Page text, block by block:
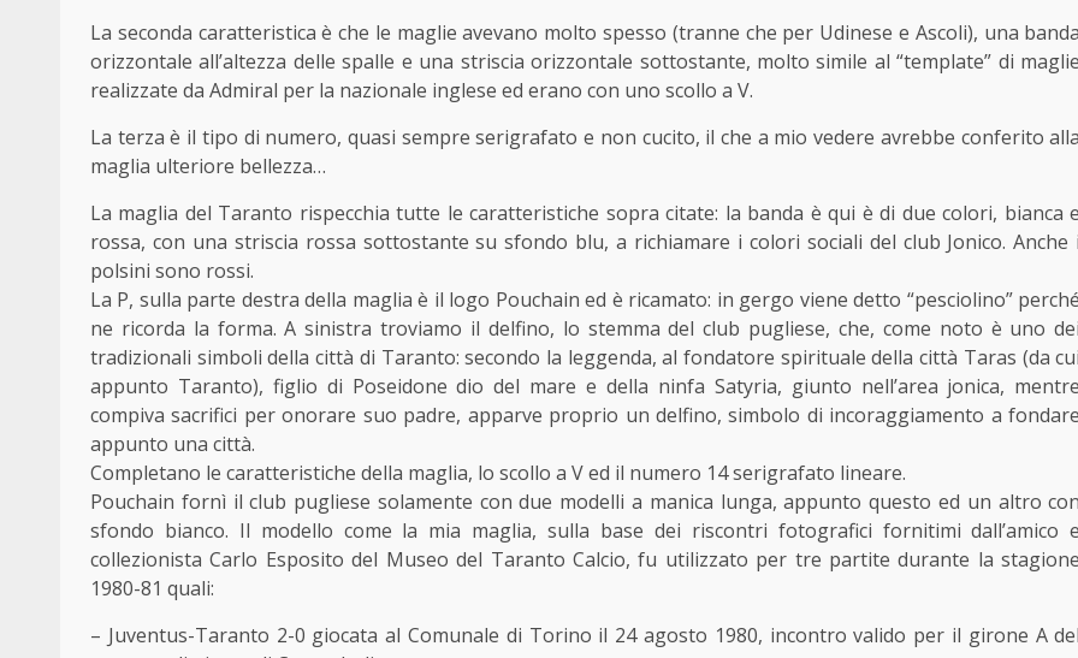
La seconda caratteristica è che le maglie avevano molto spesso (tranne che per Udinese e Ascoli), una banda
orizzontale all’altezza delle spalle e una striscia orizzontale sottostante, molto simile al “template” di maglie
realizzate da Admiral per la nazionale inglese ed erano con uno scollo a V.
La terza è il tipo di numero, quasi sempre serigrafato e non cucito, il che a mio vedere avrebbe conferito alla
maglia ulteriore bellezza…
La maglia del Taranto rispecchia tutte le caratteristiche sopra citate: la banda è qui è di due colori, bianca e
rossa, con una striscia rossa sottostante su sfondo blu, a richiamare i colori sociali del club Jonico. Anche i
polsini sono rossi.
La P, sulla parte destra della maglia è il logo Pouchain ed è ricamato: in gergo viene detto “pesciolino” perché
ne ricorda la forma. A sinistra troviamo il delfino, lo stemma del club pugliese, che, come noto è uno dei
tradizionali simboli della città di Taranto: secondo la leggenda, al fondatore spirituale della città Taras (da cui
appunto Taranto), figlio di Poseidone dio del mare e della ninfa Satyria, giunto nell’area jonica, mentre
compiva sacrifici per onorare suo padre, apparve proprio un delfino, simbolo di incoraggiamento a fondare
appunto una città.
Completano le caratteristiche della maglia, lo scollo a V ed il numero 14 serigrafato lineare.
Pouchain fornì il club pugliese solamente con due modelli a manica lunga, appunto questo ed un altro con
sfondo bianco. Il modello come la mia maglia, sulla base dei riscontri fotografici fornitimi dall’amico e
collezionista Carlo Esposito del Museo del Taranto Calcio, fu utilizzato per tre partite durante la stagione
1980-81 quali:
– Juventus-Taranto 2-0 giocata al Comunale di Torino il 24 agosto 1980, incontro valido per il girone A del